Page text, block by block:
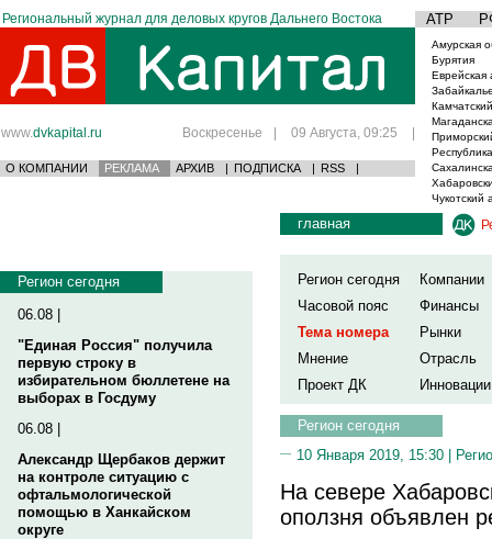
Региональный журнал для деловых кругов Дальнего Востока АТР
www.dvkapital.ru Воскресенье | 09 Августа, 09:25 |
О КОМПАНИИ РЕКЛАМА АРХИВ | ПОДПИСКА | RSS |
Амурская
Бурятия
Еврейская
Чукотский
Регион сегодня
06.08 |
"Единая Россия" получила
первую строку в
избирательном бюллетене на
выборах в Госдуму
06.08 |
Александр Щербаков держит
на контроле ситуацию с
офтальмологической
помощью в Ханкайском
округе
главная
Регион сегодня
Компании
Часовой пояс
Финансы
Тема номера
Рынки
Мнение
Отрасль
Проект ДК
Инновации
Регион сегодня
10 Января 2019, 15:30 |
На севере
оползня объявлен